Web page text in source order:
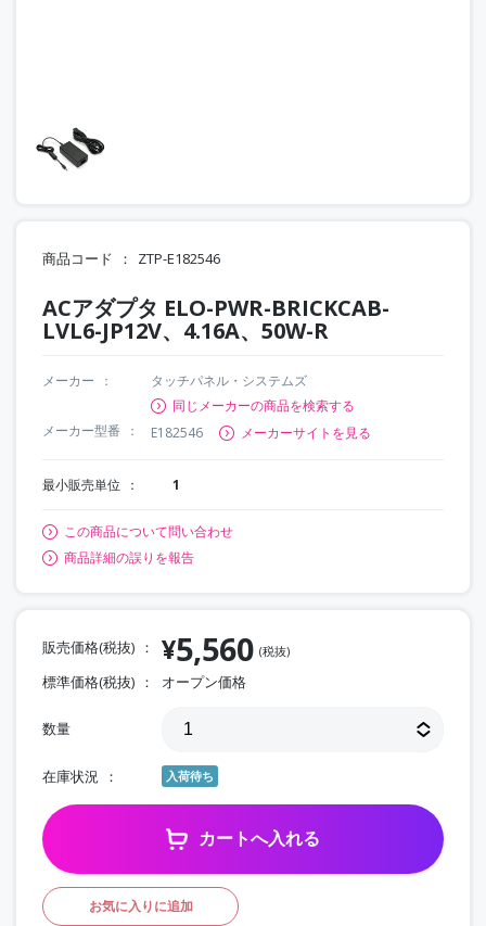
商品コード ZTP-E182546
ACアダプタ ELO-PWR-BRICKCAB-
LVL6-JP12V、4.16A、50W-R
メーカー
タッチパネル・システムズ
同じメーカーの商品を検索する
メーカー型番
E182546 メーカーサイトを見る
最小販売単位 1
この商品について問い合わせ
商品詳細の誤りを報告
販売価格(税抜) ¥5,560 (税抜)
標準価格(税抜) オープン価格
数量
在庫状況 入荷待ち
カートへ入れる
お気に入りに追加